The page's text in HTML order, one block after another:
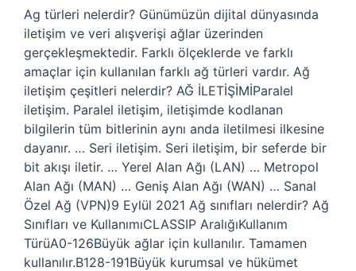
Ag türleri nelerdir? Günümüzün dijital dünyasında
iletişim ve veri alışverişi ağlar üzerinden
gerçekleşmektedir. Farklı ölçeklerde ve farklı
amaçlar için kullanılan farklı ağ türleri vardır. Ağ
iletişim çeşitleri nelerdir? AĞ İLETİŞİMİParalel
iletişim. Paralel iletişim, iletişimde kodlanan
bilgilerin tüm bitlerinin aynı anda iletilmesi ilkesine
dayanır. … Seri iletişim. Seri iletişim, bir seferde bir
bit akışı iletir. … Yerel Alan Ağı (LAN) … Metropol
Alan Ağı (MAN) … Geniş Alan Ağı (WAN) … Sanal
Özel Ağ (VPN)9 Eylül 2021 Ağ sınıfları nelerdir? Ağ
Sınıfları ve KullanımıCLASSIP AralığıKullanım
TürüA0-126Büyük ağlar için kullanılır. Tamamen
kullanılır.B128-191Büyük kurumsal ve hükümet